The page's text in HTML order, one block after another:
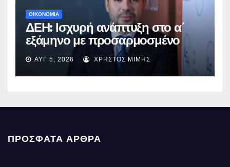
ΟΙΚΟΝΟΜΙΑ
ΔΕΗ: Ισχυρή ανάπτυξη στο α΄
εξάμηνο με προσαρμοσμένο
EBITDA στα €1,2 δισ.
ΑΥΓ 5, 2026 ΧΡΉΣΤΟΣ ΜΊΜΗΣ
ΠΡΌΣΦΑΤΑ ΆΡΘΡΑ